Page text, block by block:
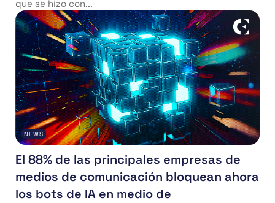
que se hizo con...
NEWS
El 88% de las principales empresas de
medios de comunicación bloquean ahora
los bots de IA en medio de